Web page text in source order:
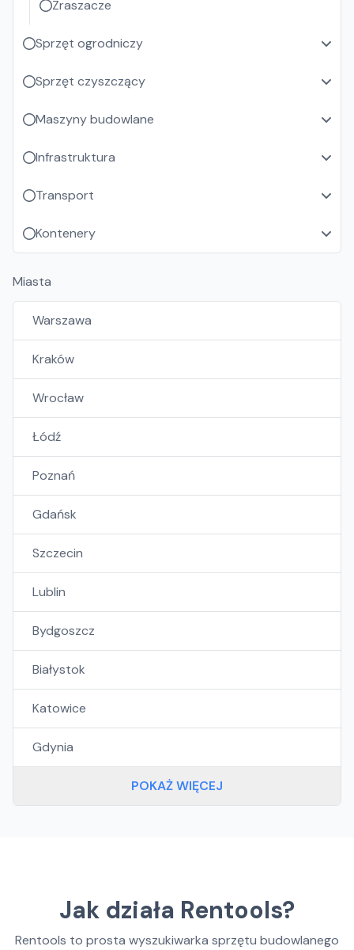
Zraszacze
Sprzęt ogrodniczy
Sprzęt czyszczący
Maszyny budowlane
Infrastruktura
Transport
Kontenery
Miasta
Warszawa
Kraków
Wrocław
Łódź
Poznań
Gdańsk
Szczecin
Lublin
Bydgoszcz
Białystok
Katowice
Gdynia
POKAŻ WIĘCEJ
Jak działa Rentools?
Rentools to prosta wyszukiwarka sprzętu budowlanego